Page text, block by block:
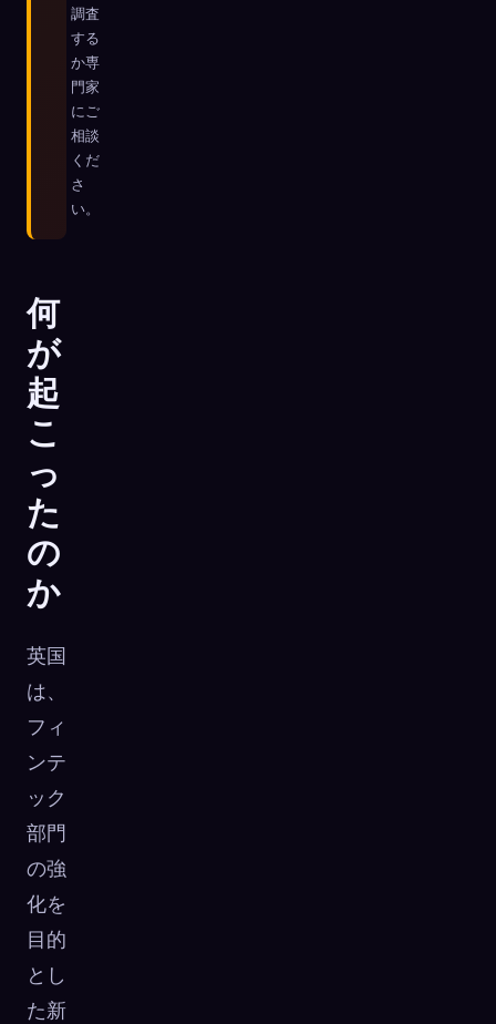
調査
する
か専
門家
にご
相談
くだ
さ
い。
何
が
起
こ
っ
た
の
か
英国
は、
フィ
ンテ
ック
部門
の強
化を
目的
とし
た新